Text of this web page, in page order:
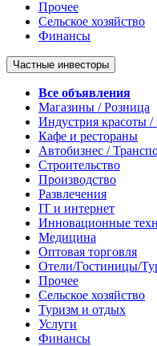
Прочее
Сельское хозяйство
Финансы
Частные инвесторы
Все объявления
Магазины / Розница
Индустрия красоты /
Кафе и рестораны
Автобизнес /
Строительство
Производство
Развлечения
IT и интернет
Инновационные
Медицина
Оптовая торговля
Отели/Гостиницы/
Прочее
Сельское хозяйство
Туризм и отдых
Услуги
Финансы